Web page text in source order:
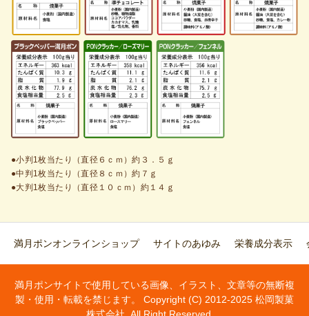
●小判1枚当たり（直径６ｃｍ）約３．５ｇ
●中判1枚当たり（直径８ｃｍ）約７ｇ
●大判1枚当たり（直径１０ｃｍ）約１４ｇ
満月ポンオンラインショップ サイトのあゆみ 栄養成分表示
満月ポンサイトで使用している画像、イラスト、文章等の無断複
製・使用・転載を禁じます。 Copyright (C) 2012-2025 松岡製菓